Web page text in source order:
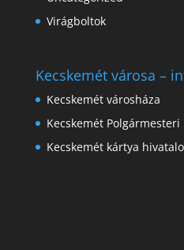
Virágboltok
Kecskemét városa –
Kecskemét városháza
Kecskemét Polgármesteri
Kecskemét kártya